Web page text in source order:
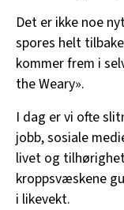
Det er ikke noe
spores helt
kommer frem i
the Weary».
I dag er vi ofte
jobb, sosiale
livet og
kroppsvæskene
i likevekt.